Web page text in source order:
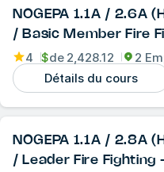
NOGEPA 1.1A / 2.6A
/ Basic Member Fire
4 $de 2,428.12
2
Détails du cours
NOGEPA 1.1A / 2.8A
/ Leader Fire Fighting